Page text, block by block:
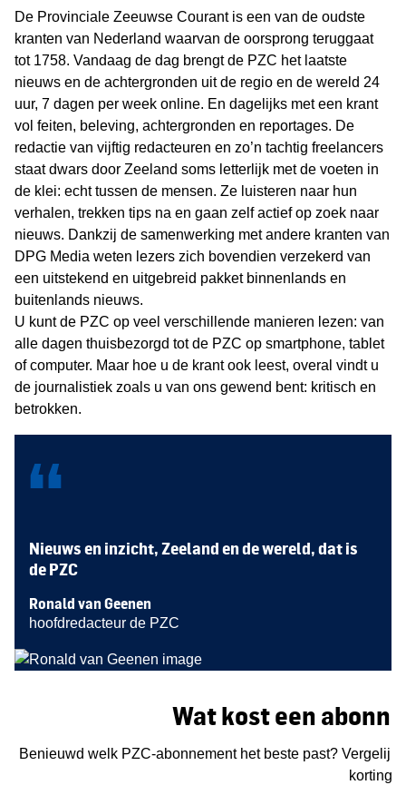
De Provinciale Zeeuwse Courant is een van de oudste
kranten van Nederland waarvan de oorsprong teruggaat
tot 1758. Vandaag de dag brengt de PZC het laatste
nieuws en de achtergronden uit de regio en de wereld 24
uur, 7 dagen per week online. En dagelijks met een krant
vol feiten, beleving, achtergronden en reportages. De
redactie van vijftig redacteuren en zo’n tachtig freelancers
staat dwars door Zeeland soms letterlijk met de voeten in
de klei: echt tussen de mensen. Ze luisteren naar hun
verhalen, trekken tips na en gaan zelf actief op zoek naar
nieuws. Dankzij de samenwerking met andere kranten van
DPG Media weten lezers zich bovendien verzekerd van
een uitstekend en uitgebreid pakket binnenlands en
buitenlands nieuws.
U kunt de PZC op veel verschillende manieren lezen: van
alle dagen thuisbezorgd tot de PZC op smartphone, tablet
of computer. Maar hoe u de krant ook leest, overal vindt u
de journalistiek zoals u van ons gewend bent: kritisch en
betrokken.
“
Nieuws en inzicht, Zeeland en de wereld, dat is
de PZC
Ronald van Geenen
hoofdredacteur de PZC
Wat kost een
Benieuwd welk PZC-abonnement het beste past?